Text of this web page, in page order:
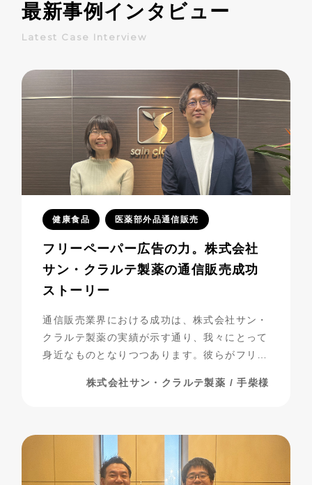
最新事例インタビュー
Latest Case Interview
健康食品 医薬部外品通信販売
フリーペーパー広告の力。株式会社
サン・クラルテ製薬の通信販売成功
ストーリー
通信販売業界における成功は、株式会社サン・
クラルテ製薬の実績が示す通り、我々にとって
身近なものとなりつつあります。彼らがフリー
過程には、多くの挑戦と努力が詰まっていま
株式会社サン・クラルテ製薬 / 手柴様